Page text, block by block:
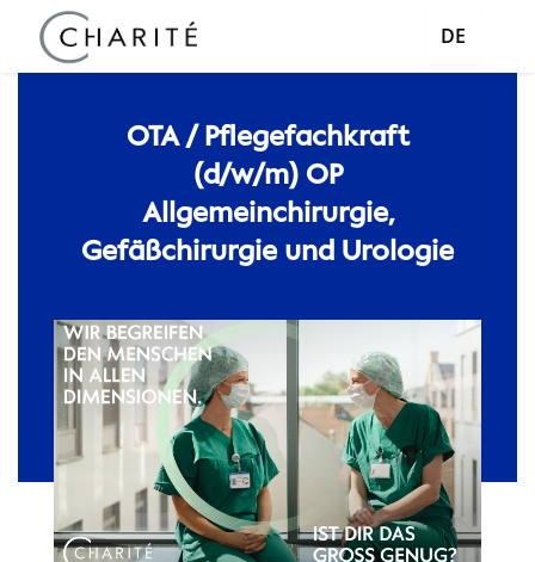
DE
OTA / Pflegefachkraft
(d/w/m) OP
Allgemeinchirurgie,
Gefäßchirurgie und Urologie